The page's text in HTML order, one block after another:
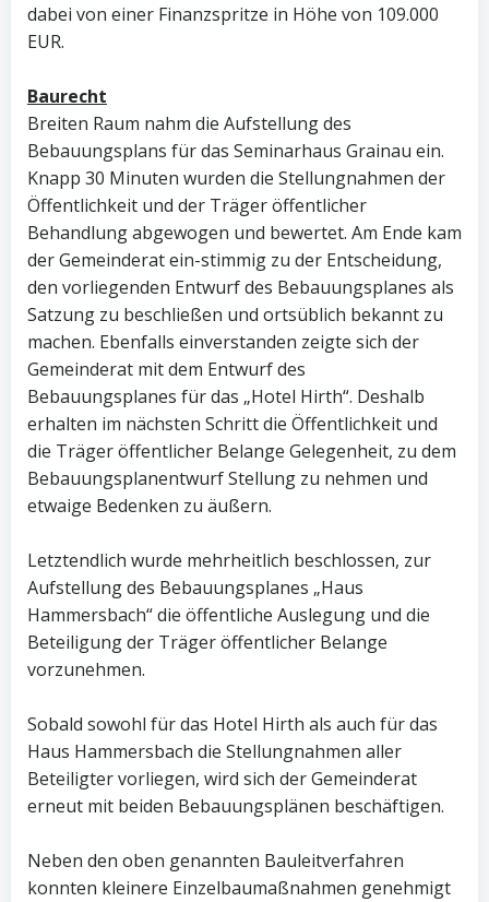
dabei von einer Finanzspritze in Höhe von 109.000
EUR.
Baurecht
Breiten Raum nahm die Aufstellung des
Bebauungsplans für das Seminarhaus Grainau ein.
Knapp 30 Minuten wurden die Stellungnahmen der
Öffentlichkeit und der Träger öffentlicher
Behandlung abgewogen und bewertet. Am Ende kam
der Gemeinderat ein-stimmig zu der Entscheidung,
den vorliegenden Entwurf des Bebauungsplanes als
Satzung zu beschließen und ortsüblich bekannt zu
machen. Ebenfalls einverstanden zeigte sich der
Gemeinderat mit dem Entwurf des
Bebauungsplanes für das „Hotel Hirth“. Deshalb
erhalten im nächsten Schritt die Öffentlichkeit und
die Träger öffentlicher Belange Gelegenheit, zu dem
Bebauungsplanentwurf Stellung zu nehmen und
etwaige Bedenken zu äußern.
Letztendlich wurde mehrheitlich beschlossen, zur
Aufstellung des Bebauungsplanes „Haus
Hammersbach“ die öffentliche Auslegung und die
Beteiligung der Träger öffentlicher Belange
vorzunehmen.
Sobald sowohl für das Hotel Hirth als auch für das
Haus Hammersbach die Stellungnahmen aller
Beteiligter vorliegen, wird sich der Gemeinderat
erneut mit beiden Bebauungsplänen beschäftigen.
Neben den oben genannten Bauleitverfahren
konnten kleinere Einzelbaumaßnahmen genehmigt